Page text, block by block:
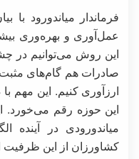
فرماندار میاندورود
عمل‌آوری و بهره‌وری
این روش می‌توانیم در
صادرات هم گام‌های مثبت
ارزآوری کنیم. این مهم
این حوزه رقم می‌خورد.
میاندورودی در آینده
کشاورزان از این ظرفیت